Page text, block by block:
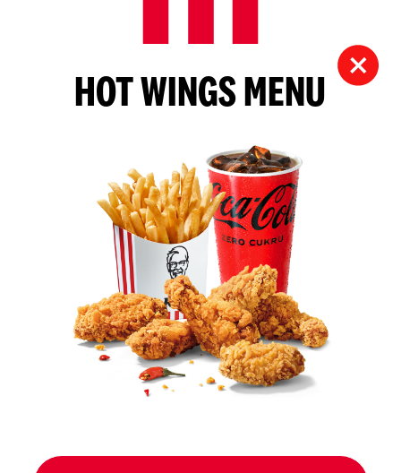
HOT WINGS MENU